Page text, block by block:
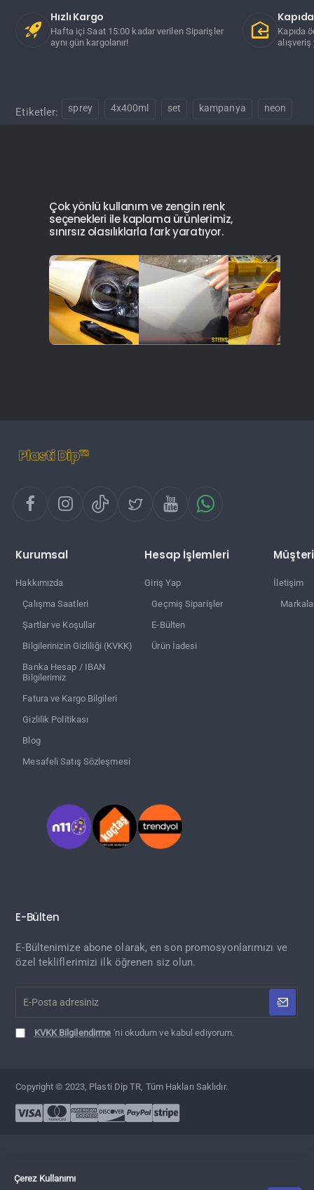
Çerez Kullanımı
Hızlı Kargo
Hafta içi Saat 15:00 kadar verilen Siparişler
aynı gün kargolanır!
Kapıda
Etiketler: sprey 4x400ml set kampanya neon
Çok yönlü kullanım ve zengin renk
seçenekleri ile kaplama ürünlerimiz,
sınırsız olasılıklarla fark yaratıyor.
Kurumsal
Hakkımızda
Çalışma Saatleri
Şartlar ve Koşullar
Bilgilerinizin Gizliliği (KVKK)
Banka Hesap / IBAN
Bilgilerimiz
Fatura ve Kargo Bilgileri
Gizlilik Politikası
Blog
Mesafeli Satış Sözleşmesi
Hesap İşlemleri
Giriş Yap
Geçmiş Siparişler
E-Bülten
Ürün İadesi
İletişim
E-Bülten
E-Bültenimize abone olarak, en son promosyonlarımızı ve
özel tekliflerimizi ilk öğrenen siz olun.
Posta
KVKK Bilgilendirme 'ni okudum ve kabul ediyorum.
Copyright © 2023, Plasti Dip TR, Tüm Hakları Saklıdır.